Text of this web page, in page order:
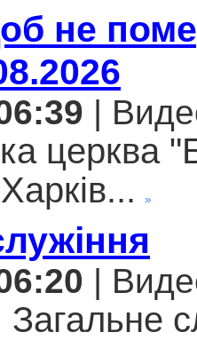
не
|
церква
|